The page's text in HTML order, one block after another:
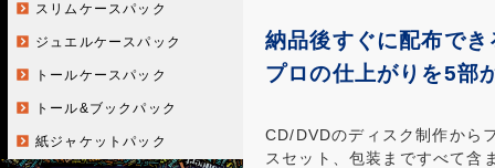
スリムケースパック
ジュエルケースパック
トールケースパック
トール&ブックパック
紙ジャケットパック
納品後すぐに配布で
プロの仕上がりを5部
CD/DVDのディスク制作から
スセット、包装まですべて含